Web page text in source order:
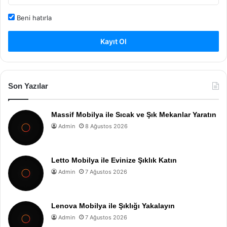
Beni hatırla
Kayıt Ol
Son Yazılar
Massif Mobilya ile Sıcak ve Şık Mekanlar Yaratın
Admin 8 Ağustos 2026
Letto Mobilya ile Evinize Şıklık Katın
Admin 7 Ağustos 2026
Lenova Mobilya ile Şıklığı Yakalayın
Admin 7 Ağustos 2026